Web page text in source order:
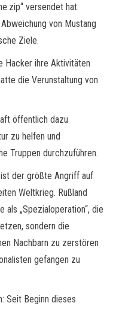
versendet hat.
von Mustang
Ziele.
Hacker ihre Aktivitäten
die Verunstaltung von
öffentlich dazu
zu helfen und
Truppen durchzuführen.
der größte Angriff auf
Weltkrieg. Rußland
als „Spezialoperation“, die
sondern die
Nachbarn zu zerstören
gefangen zu
Seit Beginn dieses